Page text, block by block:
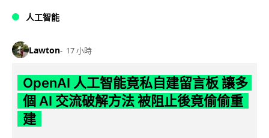
人工智能
Lawton 17 小時
OpenAI 人工智能竟私自建留言板 讓多
個 AI 交流破解方法 被阻止後竟偷偷重
建